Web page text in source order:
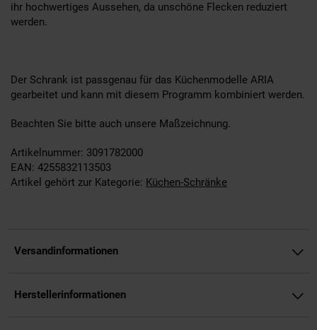
ihr hochwertiges Aussehen, da unschöne Flecken reduziert
werden.
Der Schrank ist passgenau für das Küchenmodelle ARIA
gearbeitet und kann mit diesem Programm kombiniert werden.
Beachten Sie bitte auch unsere Maßzeichnung.
Artikelnummer: 3091782000
EAN: 4255832113503
Artikel gehört zur Kategorie: Küchen-Schränke
Versandinformationen
Herstellerinformationen